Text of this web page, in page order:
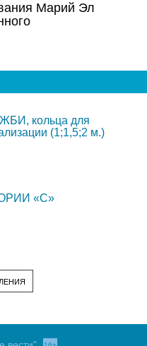
Марий Эл
кольца для
(1;1,5;2 м.)
«C»